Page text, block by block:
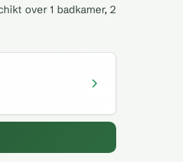
over 1 badkamer, 2